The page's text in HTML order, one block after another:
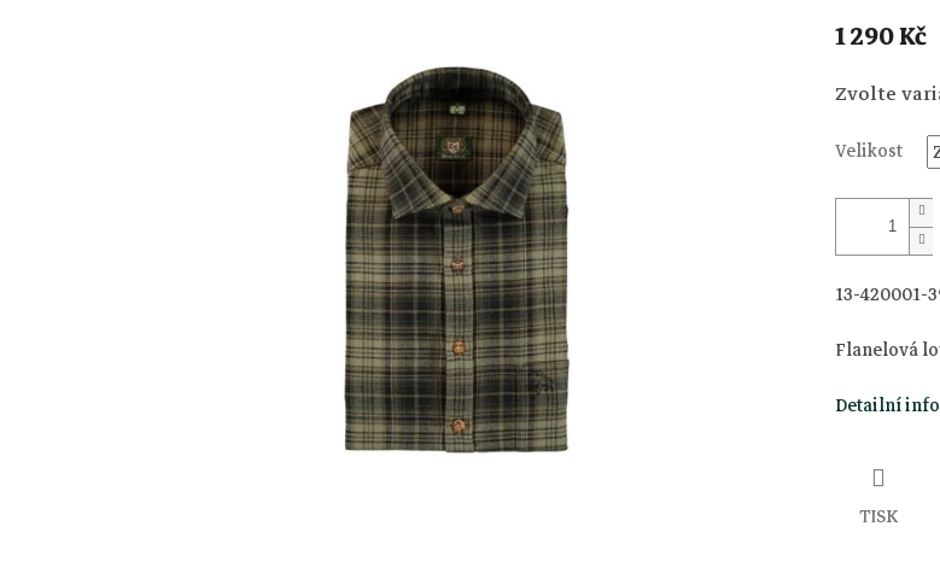
1 290 Kč
Měrná
cena:
Zvolte
Velikost
13-420001-
Flanelová
Detailní
TISK